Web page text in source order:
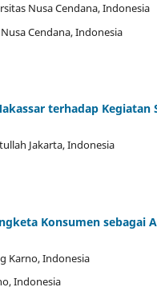
Nusa Cendana, Indonesia
Cendana, Indonesia
terhadap Kegiatan
Jakarta, Indonesia
Konsumen sebagai
Karno, Indonesia
Indonesia